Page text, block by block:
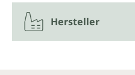
Hersteller